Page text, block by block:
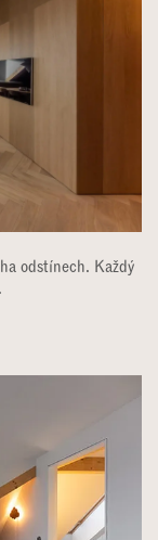
odstínech. Každý